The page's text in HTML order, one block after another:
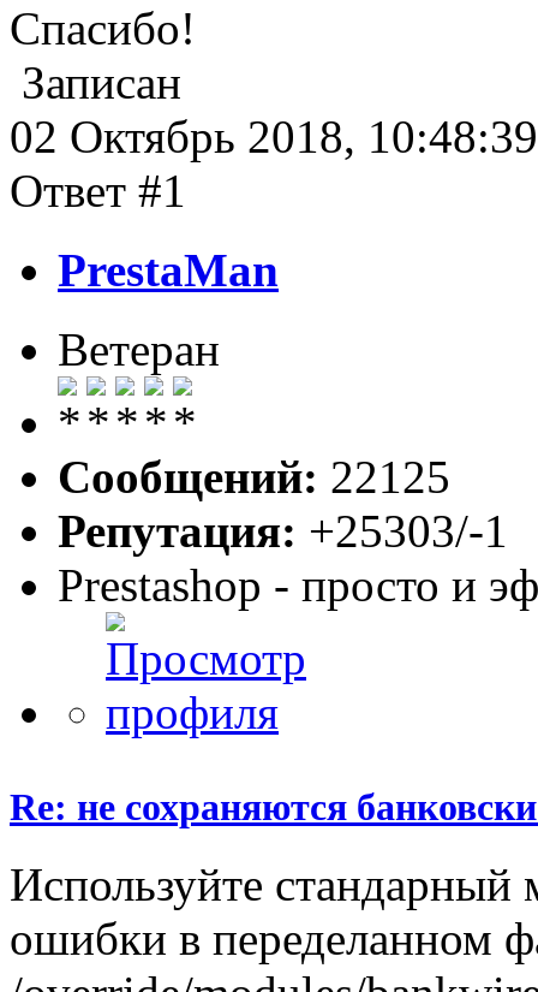
Спасибо!
Записан
02 Октябрь 2018, 10:48:39
Ответ #1
PrestaMan
Ветеран
Сообщений: 22125
Репутация: +25303/-1
Prestashop - просто и
Re: не сохраняются
Используйте стандарный
ошибки в переделанном